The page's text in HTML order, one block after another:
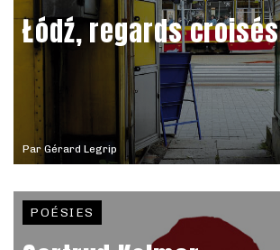
Par Gérard Legrip
Łódź, regards croisés
POÉSIES